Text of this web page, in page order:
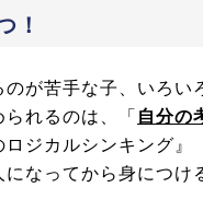
！
が苦手な子、いろい
れるのは、「 自分の
ジカルシンキング』
なってから身につけ